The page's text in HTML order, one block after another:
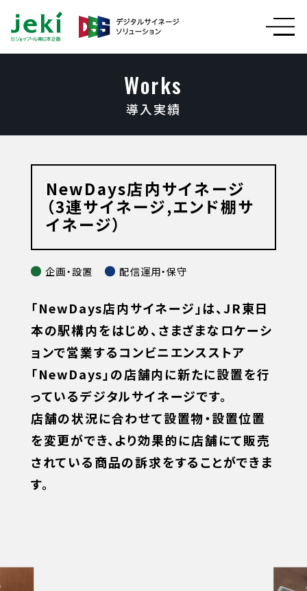
Works
導入実績
NewDays店内サイネージ
（3連サイネージ,エンド棚サ
イネージ）
企画・設置 配信運用・保守
「NewDays店内サイネージ」は、JR東日
本の駅構内をはじめ、さまざまなロケーシ
ョンで営業するコンビニエンスストア
「NewDays」の店舗内に新たに設置を行
っているデジタルサイネージです。
店舗の状況に合わせて設置物・設置位置
を変更ができ、より効果的に店舗にて販売
されている商品の訴求をすることができま
す。